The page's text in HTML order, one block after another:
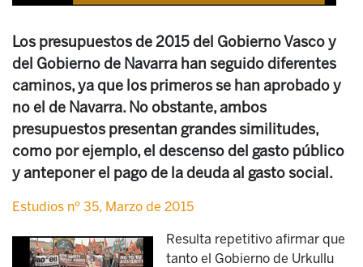
Los presupuestos de 2015 del Gobierno Vasco y
del Gobierno de Navarra han seguido diferentes
caminos, ya que los primeros se han aprobado y
no el de Navarra. No obstante, ambos
presupuestos presentan grandes similitudes,
como por ejemplo, el descenso del gasto público
y anteponer el pago de la deuda al gasto social.
Estudios nº 35, Marzo de 2015
Resulta repetitivo afirmar que
tanto el Gobierno de Urkullu